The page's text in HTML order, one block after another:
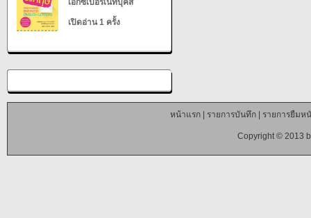
เอ็กซเปอร์เน็ทบุ๊คส์
เปิดอ่าน 1 ครั้ง
หน้าแรก| รายการบันทึก| รายการยืมห
Copyright © 2013